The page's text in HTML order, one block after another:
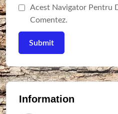
Acest Navigator Pentru
Comentez.
Information